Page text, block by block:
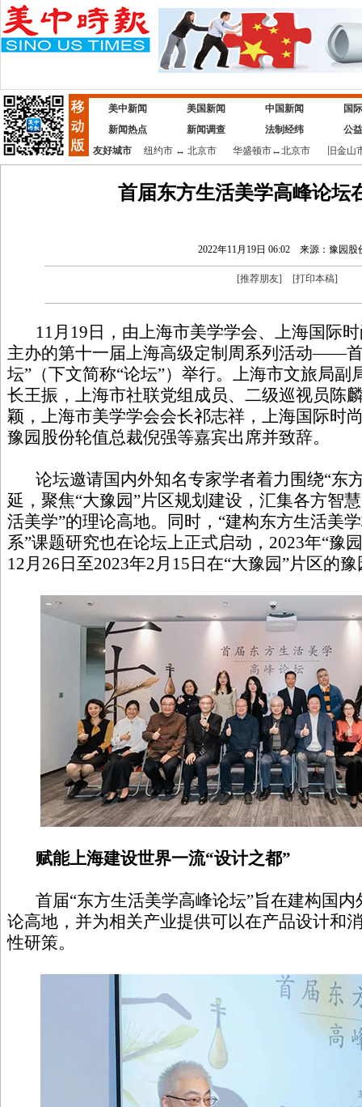
美中新闻 美国新闻 中国新闻
国
新闻热点
新闻调查 法制经纬
公
友好城市
纽约市↔ 北京市 华盛顿市↔北京市 旧金山
首届东方生活美学高峰论坛
2022年11月19日 06:02 来源：豫园股
[推荐朋友] [打印本稿]
11月19日，由上海市美学学会、上海国际时
主办的第十一届上海高级定制周系列活动——
坛”（下文简称“论坛”）举行。上海市文旅局副
长王振，上海市社联党组成员、二级巡视员陈
颖，上海市美学学会会长祁志祥，上海国际时
豫园股份轮值总裁倪强等嘉宾出席并致辞。
论坛邀请国内外知名专家学者着力围绕“东
延，聚焦“大豫园”片区规划建设，汇集各方智
活美学”的理论高地。同时，“建构东方生活美
系”课题研究也在论坛上正式启动，2023年“豫
12月26日至2023年2月15日在“大豫园”片区的
赋能上海建设世界一流“设计之都”
首届“东方生活美学高峰论坛”旨在建构国内
论高地，并为相关产业提供可以在产品设计和
性研策。